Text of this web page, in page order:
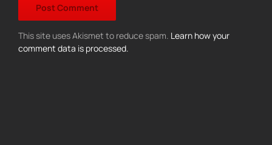
This site uses Akismet to reduce spam. Learn how your
comment data is processed.